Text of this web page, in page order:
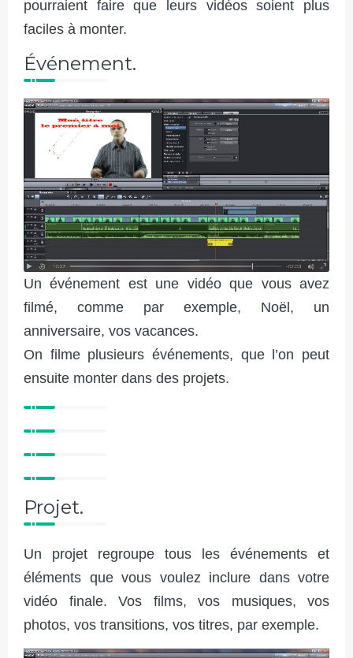
pourraient faire que leurs vidéos soient plus
faciles à monter.
Événement.
Un événement est une vidéo que vous avez
filmé, comme par exemple, Noël, un
anniversaire, vos vacances.
On filme plusieurs événements, que l’on peut
ensuite monter dans des projets.
Projet.
Un projet regroupe tous les événements et
éléments que vous voulez inclure dans votre
vidéo finale. Vos films, vos musiques, vos
photos, vos transitions, vos titres, par exemple.